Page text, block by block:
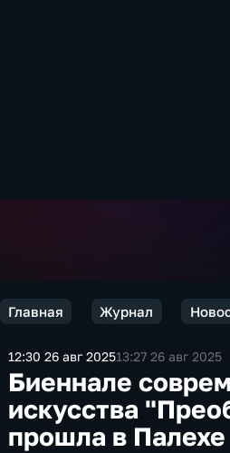
Главная Журнал
12:30 26 авг 202513:27 26 авг 2025
Биеннале
искусства
прошла в Палехе